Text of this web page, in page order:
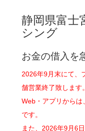
静岡県富士
シング
お金の借入を
2026年9月末にて、
舗営業終了致します。
Web・アプリから
です。
また、2026年9月6